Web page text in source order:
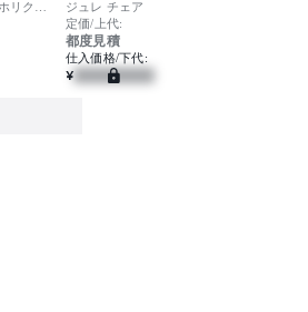
ションでは、人間工学と美学へのニーズに対
でシンプルなアイディアを提供したいと考え
ジュレ チェア
定価/上代:
都度見積
仕入価格/下代:
¥